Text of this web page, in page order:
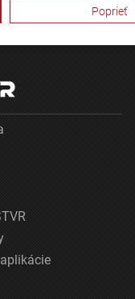
obsahu
alebo spájania
Poprieť